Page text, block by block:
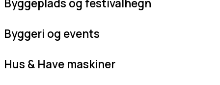
Byggeplads og festivalhegn
Byggeri og events
Hus & Have maskiner